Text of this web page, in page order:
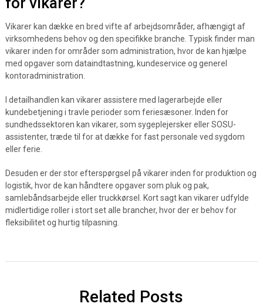
Vikarer kan dække en bred vifte af arbejdsområder, afhængigt af
virksomhedens behov og den specifikke branche. Typisk finder man
vikarer inden for områder som administration, hvor de kan hjælpe
med opgaver som dataindtastning, kundeservice og generel
kontoradministration.
I detailhandlen kan vikarer assistere med lagerarbejde eller
kundebetjening i travle perioder som feriesæsoner. Inden for
sundhedssektoren kan vikarer, som sygeplejersker eller SOSU-
assistenter, træde til for at dække for fast personale ved sygdom
eller ferie.
Desuden er der stor efterspørgsel på vikarer inden for produktion og
logistik, hvor de kan håndtere opgaver som pluk og pak,
samlebåndsarbejde eller truckkørsel. Kort sagt kan vikarer udfylde
midlertidige roller i stort set alle brancher, hvor der er behov for
fleksibilitet og hurtig tilpasning.
Related Posts